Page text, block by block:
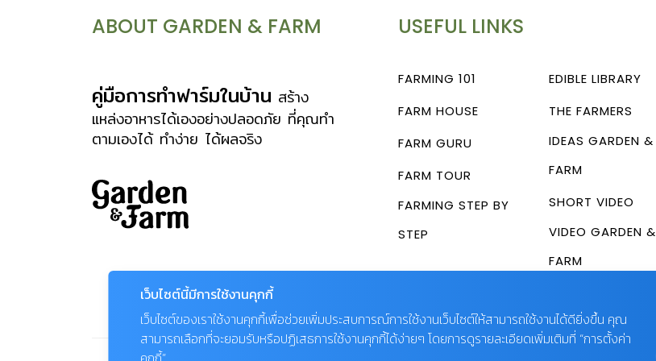
พื้นที่ห้ามเข้าและเข้าได้ให้สอดคล้องกับการ
กั้นแปลงต้นไม้แบบชั่วคราว ในขณะที่ต้นไม้
ยังเล็ก ต้นไม้ที่เจริญเติบโตช้าๆ เพื่อ
ป้องกันการเหยียบย่ำหรือขุดคุ้ย หรือทำรั้ว
ที่จัด การปลูกต้นไม้กั้นแนวเขตแปลง เป็น
วิธีที่ดีวิธีหนึ่ง โดยปลูกไม้ที่มีพุ่มแน่น ไม้ที่
มีหนามเล็กๆ แต่ไม่มีพิษ เช่น ชาดัดและ
เข้าไปเหยียบย่ำหรือนอนในแปลง เมื่อต้นไม้
หลักที่ปลูกไว้โตแล้วก็ค่อยย้ายแนวป้องกัน
นี้ออกไป การทำกระบะต้นไม้แบบยกสูง ซึ่ง
ABOUT GARDEN & FARM
คู่มือการทำฟาร์มในบ้าน สร้าง
แหล่งอาหารได้เองอย่างปลอดภัย ที่คุณทำ
ตามเองได้ ทำง่าย ได้ผลจริง
USEFUL LINKS
FARMING 101
FARM HOUSE
FARM GURU
FARM TOUR
FARMING STEP BY
STEP
EDIBLE LIBRARY
THE FARMERS
IDEAS GARDEN &
FARM
SHORT VIDEO
VIDEO GARDEN &
FARM
เว็บไซต์นี้มีการใช้งานคุกกี้
เว็บไซต์ของเราใช้งานคุกกี้เพื่อช่วยเพิ่มประสบการณ์การใช้งานเว็บไซต์ให้สามารถใช้งานได้ดียิ่งขึ้น คุณ
สามารถเลือกที่จะยอมรับหรือปฏิเสธการใช้งานคุกกี้ได้ง่ายๆ โดยการดูรายละเอียดเพิ่มเติมที่ “การตั้งค่า